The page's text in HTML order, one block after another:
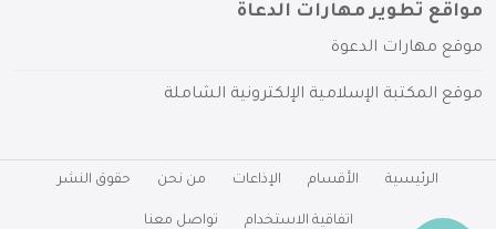
مواقع تطوير مهارات الدعاة
موقع مهارات الدعوة
موقع المكتبة الإسلامية الإلكترونية الشاملة
الرئيسية الأقسام الإذاعات من نحن حقوق النشر
اتفاقية الاستخدام تواصل معنا